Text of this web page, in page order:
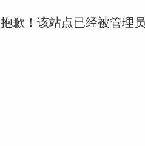
抱歉！该站点已经被管理